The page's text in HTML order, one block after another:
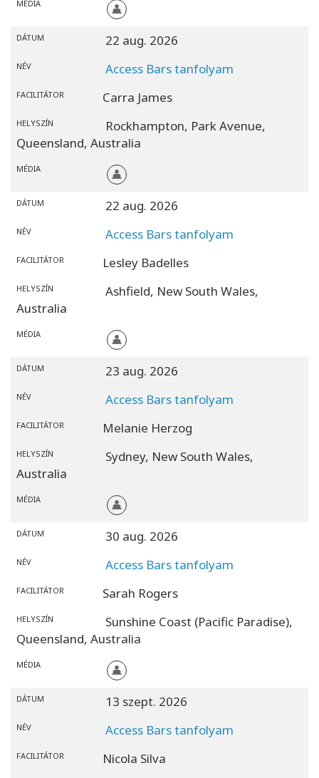
MÉDIA
DÁTUM 22 aug. 2026
NÉV Access Bars tanfolyam
FACILITÁTOR Carra James
HELYSZÍN
Rockhampton, Park Avenue,
Queensland, Australia
MÉDIA
DÁTUM 22 aug. 2026
NÉV Access Bars tanfolyam
FACILITÁTOR Lesley Badelles
HELYSZÍN Ashfield, New South Wales,
Australia
MÉDIA
DÁTUM 23 aug. 2026
NÉV Access Bars tanfolyam
FACILITÁTOR Melanie Herzog
HELYSZÍN Sydney, New South Wales,
Australia
MÉDIA
DÁTUM 30 aug. 2026
NÉV Access Bars tanfolyam
FACILITÁTOR Sarah Rogers
HELYSZÍN
Sunshine Coast (Pacific Paradise),
Queensland, Australia
MÉDIA
DÁTUM 13 szept. 2026
NÉV Access Bars tanfolyam
FACILITÁTOR Nicola Silva